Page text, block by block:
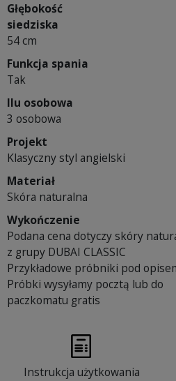
Głębokość
siedziska
54 cm
Funkcja spania
Tak
Ilu osobowa
3 osobowa
Projekt
Klasyczny styl angielski
Materiał
Skóra naturalna
Wykończenie
Podana cena dotyczy skóry
z grupy DUBAI CLASSIC
Przykładowe próbniki pod
Próbki wysyłamy pocztą lub do
paczkomatu gratis
Instrukcja użytkowania